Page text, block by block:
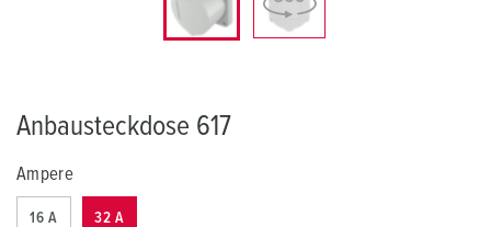
Anbausteckdose 617
Ampere
16 A 32 A